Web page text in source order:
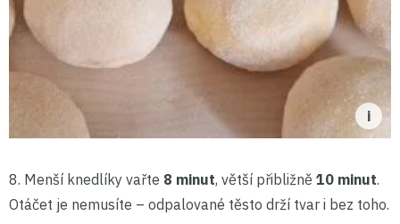
8. Menší knedlíky vařte 8 minut, větší přibližně 10 minut.
Otáčet je nemusíte – odpalované těsto drží tvar i bez toho.